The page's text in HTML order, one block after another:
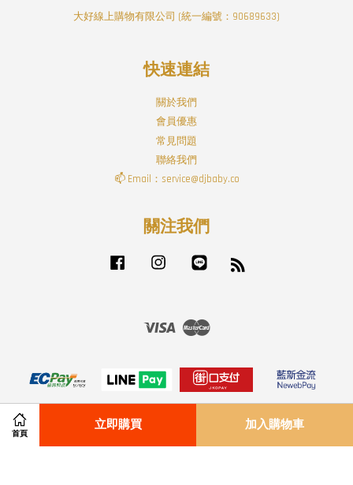
首頁
立即購買 加入購物車
大好線上購物有限公司 (統一編號：90689633)
快速連結
關於我們
會員優惠
常見問題
聯絡我們
📫 Email：service@djbaby.co
關注我們
Facebook Instagram
Visa Master